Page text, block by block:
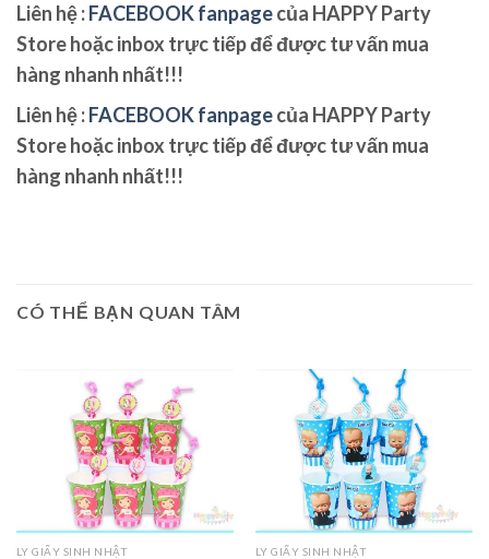
Liên hệ :FACEBOOK fanpagecủa HAPPY Party
Store hoặc inbox trực tiếp để được tư vấn mua
hàng nhanh nhất!!!
Liên hệ :FACEBOOK fanpagecủa HAPPY Party
Store hoặc inbox trực tiếp để được tư vấn mua
hàng nhanh nhất!!!
CÓ THỂ BẠN QUAN TÂM
LY GIẤY SINH NHẬT LY GIẤY SINH NHẬT